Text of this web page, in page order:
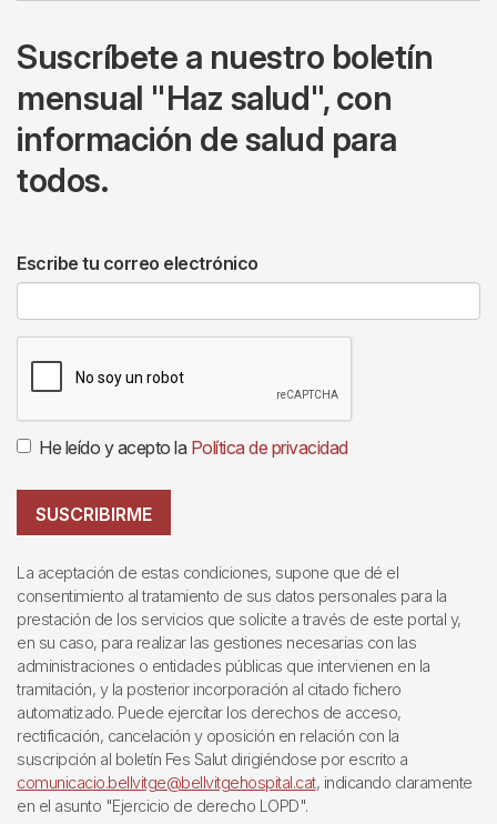
Suscríbete a nuestro boletín
mensual "Haz salud", con
información de salud para
todos.
Escribe tu correo electrónico
He leído y acepto la Política de privacidad
SUSCRIBIRME
La aceptación de estas condiciones, supone que dé el
consentimiento al tratamiento de sus datos personales para la
prestación de los servicios que solicite a través de este portal y,
en su caso, para realizar las gestiones necesarias con las
administraciones o entidades públicas que intervienen en la
tramitación, y la posterior incorporación al citado fichero
automatizado. Puede ejercitar los derechos de acceso,
rectificación, cancelación y oposición en relación con la
suscripción al boletín Fes Salut dirigiéndose por escrito a
comunicacio.bellvitge@bellvitgehospital.cat, indicando claramente
en el asunto "Ejercicio de derecho LOPD".